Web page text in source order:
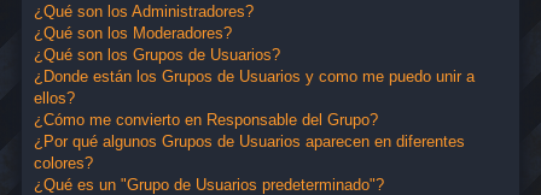
¿Qué son los Administradores?
¿Qué son los Moderadores?
¿Qué son los Grupos de Usuarios?
¿Donde están los Grupos de Usuarios y como me puedo unir a
ellos?
¿Cómo me convierto en Responsable del Grupo?
¿Por qué algunos Grupos de Usuarios aparecen en diferentes
colores?
¿Qué es un "Grupo de Usuarios predeterminado"?